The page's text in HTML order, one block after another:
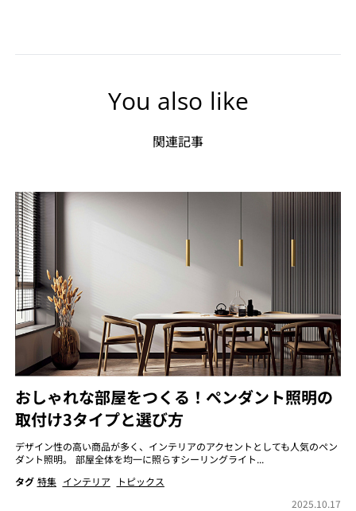
You also like
関連記事
おしゃれな部屋をつくる！ペンダント照明の
取付け3タイプと選び方
デザイン性の高い商品が多く、インテリアのアクセントとしても人気のペン
ダント照明。 部屋全体を均一に照らすシーリングライト...
タグ 特集 インテリア
トピックス
2025.10.17